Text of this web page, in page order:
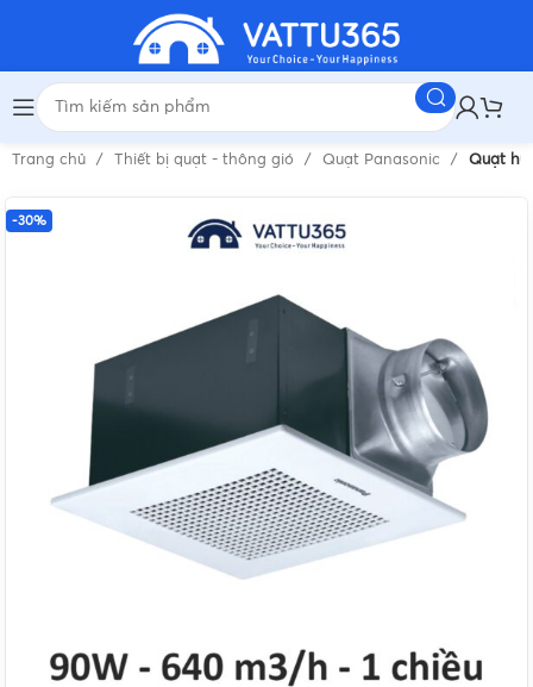
Trang chủ Thiết bị quạt - thông gió Quạt Panasonic Quạt
-30%